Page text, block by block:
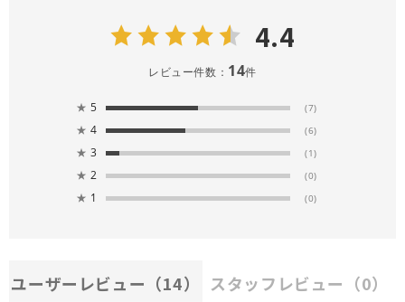
4.4
レビュー件数： 14件
★ 5 (7)
★ 4 (6)
★ 3 (1)
★ 2 (0)
★ 1 (0)
ユーザーレビュー （14） スタッフレビュー （0）